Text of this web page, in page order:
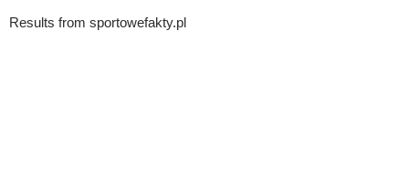
Results from sportowefakty.pl